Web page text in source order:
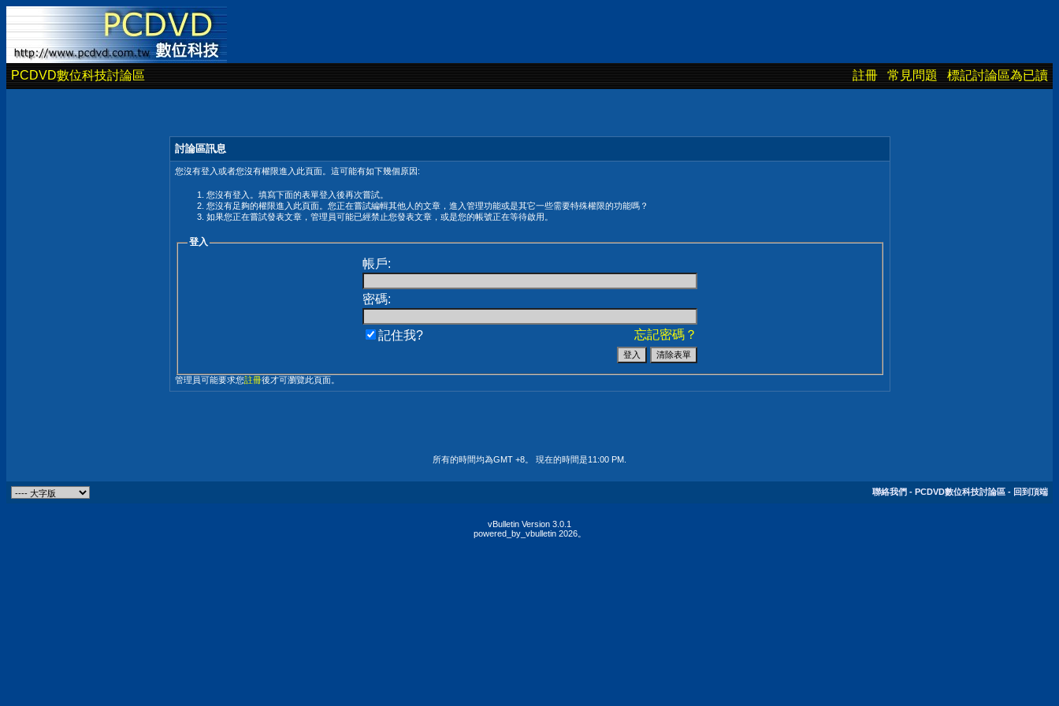
PCDVD數位科技討論區 註冊 常見問題 標記討論區為已讀
討論區訊息
您沒有登入或者您沒有權限進入此頁面。這可能有如下幾個原因:
您沒有登入。填寫下面的表單登入後再次嘗試。
您沒有足夠的權限進入此頁面。您正在嘗試編輯其他人的文章，進入管理功能或是其它一些需要特殊權限的功能嗎？
如果您正在嘗試發表文章，管理員可能已經禁止您發表文章，或是您的帳號正在等待啟用。
登入
帳戶:
密碼:
忘記密碼？
記住我?
管理員可能要求您註冊後才可瀏覽此頁面。
所有的時間均為GMT +8。 現在的時間是11:00 PM
聯絡我們 - PCDVD數位科技討論區 - 回到頂端
vBulletin Version 3.0.1
powered_by_vbulletin 2026。